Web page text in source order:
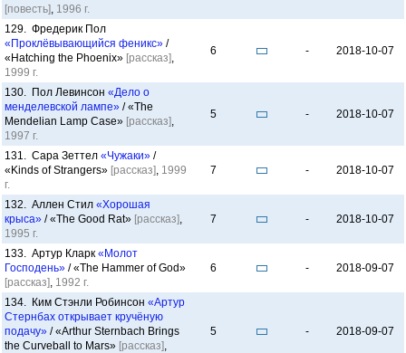
[повесть], 1996 г.
129. Фредерик Пол
«Проклёвывающийся феникс» /
«Hatching the Phoenix» [рассказ],
1999 г.
6 - 2018-10-07
130. Пол Левинсон «Дело о
менделевской лампе» / «The
Mendelian Lamp Case» [рассказ],
1997 г.
5 - 2018-10-07
131. Сара Зеттел «Чужаки» /
«Kinds of Strangers» [рассказ], 1999
г.
7 - 2018-10-07
132. Аллен Стил «Хорошая
крыса» / «The Good Rat» [рассказ],
1995 г.
7 - 2018-10-07
133. Артур Кларк «Молот
Господень» / «The Hammer of God»
[рассказ], 1992 г.
6 - 2018-09-07
134. Ким Стэнли Робинсон «Артур
Стернбах открывает кручёную
подачу» / «Arthur Sternbach Brings
the Curveball to Mars» [рассказ],
5 - 2018-09-07